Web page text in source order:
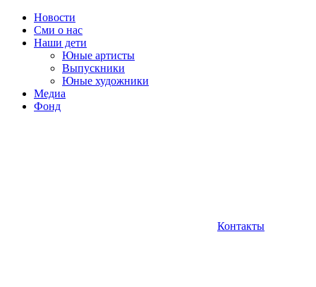
Новости
Сми о нас
Наши дети
Юные артисты
Выпускники
Юные художники
Медиа
Фонд
Контакты